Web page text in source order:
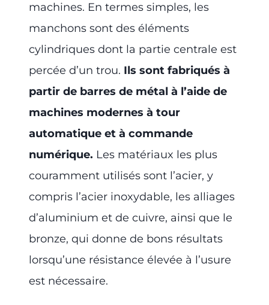
machines. En termes simples, les
manchons sont des éléments
cylindriques dont la partie centrale est
percée d’un trou. Ils sont fabriqués à
partir de barres de métal à l’aide de
machines modernes à tour
automatique et à commande
numérique. Les matériaux les plus
couramment utilisés sont l’acier, y
compris l’acier inoxydable, les alliages
d’aluminium et de cuivre, ainsi que le
bronze, qui donne de bons résultats
lorsqu’une résistance élevée à l’usure
est nécessaire.